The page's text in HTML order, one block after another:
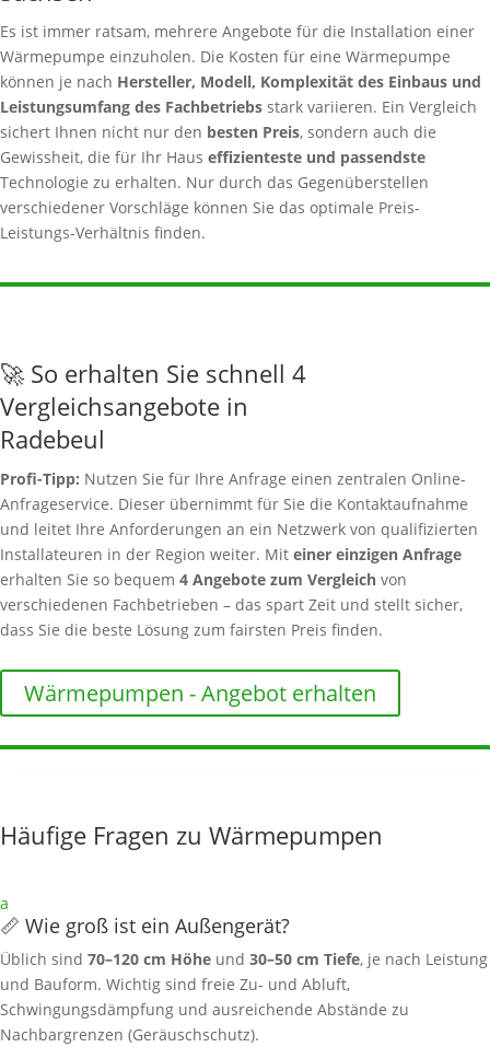
Es ist immer ratsam, mehrere Angebote für die Installation einer
Wärmepumpe einzuholen. Die Kosten für eine Wärmepumpe
können je nach Hersteller, Modell, Komplexität des Einbaus und
Leistungsumfang des Fachbetriebs stark variieren. Ein Vergleich
sichert Ihnen nicht nur den besten Preis, sondern auch die
Gewissheit, die für Ihr Haus effizienteste und passendste
Technologie zu erhalten. Nur durch das Gegenüberstellen
verschiedener Vorschläge können Sie das optimale Preis-
Leistungs-Verhältnis finden.
🚀 So erhalten Sie schnell 4
Vergleichsangebote in
Radebeul
Profi-Tipp: Nutzen Sie für Ihre Anfrage einen zentralen Online-
Anfrageservice. Dieser übernimmt für Sie die Kontaktaufnahme
und leitet Ihre Anforderungen an ein Netzwerk von qualifizierten
Installateuren in der Region weiter. Mit einer einzigen Anfrage
erhalten Sie so bequem 4 Angebote zum Vergleich von
verschiedenen Fachbetrieben – das spart Zeit und stellt sicher,
dass Sie die beste Lösung zum fairsten Preis finden.
Wärmepumpen - Angebot erhalten
Häufige Fragen zu Wärmepumpen
a
📏 Wie groß ist ein Außengerät?
Üblich sind 70–120 cm Höhe und 30–50 cm Tiefe, je nach Leistung
und Bauform. Wichtig sind freie Zu‑ und Abluft,
Schwingungsdämpfung und ausreichende Abstände zu
Nachbargrenzen (Geräuschschutz).